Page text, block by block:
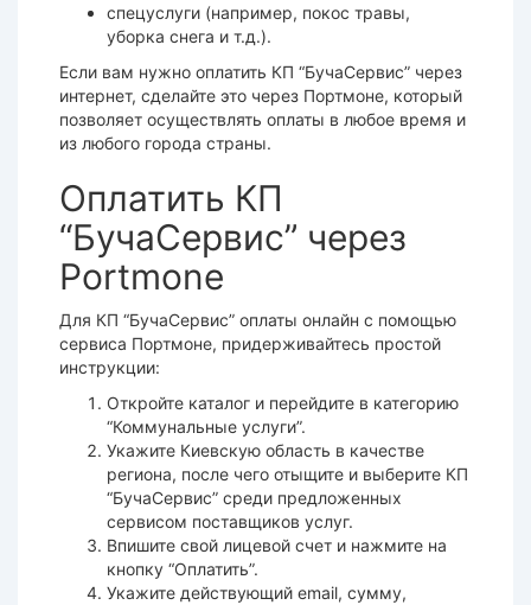
спецуслуги (например, покос травы,
уборка снега и т.д.).
Если вам нужно оплатить КП “БучаСервис” через
интернет, сделайте это через Портмоне, который
позволяет осуществлять оплаты в любое время и
из любого города страны.
Оплатить КП
“БучаСервис” через
Portmone
Для КП “БучаСервис” оплаты онлайн с помощью
сервиса Портмоне, придерживайтесь простой
инструкции:
Откройте каталог и перейдите в категорию
“Коммунальные услуги”.
Укажите Киевскую область в качестве
региона, после чего отыщите и выберите КП
“БучаСервис” среди предложенных
сервисом поставщиков услуг.
Впишите свой лицевой счет и нажмите на
кнопку “Оплатить”.
Укажите действующий email, сумму,